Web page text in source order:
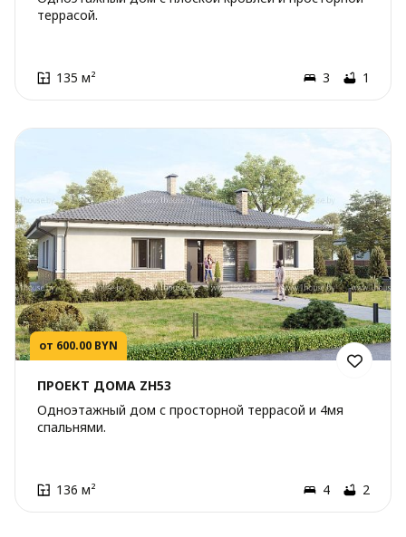
террасой.
135 м² 3 1
от 600.00 BYN
ПРОЕКТ ДОМА ZH53
Одноэтажный дом с просторной террасой и 4мя
спальнями.
136 м² 4 2